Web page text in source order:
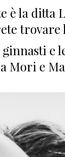
è la ditta
trovare
e
Mori e